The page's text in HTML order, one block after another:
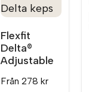
Flexfit
Delta®
Adjustable
Från 278 kr